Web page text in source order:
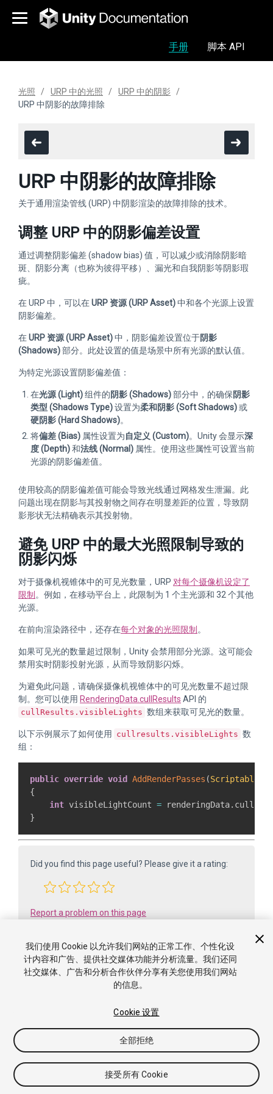
手册 脚本 API
光照 URP 中的光照
URP 中的阴影
URP 中阴影的故障排除
URP 中阴影的故障排除
关于通用渲染管线 (URP) 中阴影渲染的故障排除的技术。
调整 URP 中的阴影偏差设置
通过调整阴影偏差 (shadow bias) 值，可以减少或消除阴影暗
斑、阴影分离（也称为彼得平移）、漏光和自我阴影等阴影瑕
疵。
在 URP 中，可以在URP 资源 (URP Asset)中和各个光源上设置
阴影偏差。
在URP 资源 (URP Asset)中，阴影偏差设置位于阴影
(Shadows)部分。此处设置的值是场景中所有光源的默认值。
为特定光源设置阴影偏差值：
在光源 (Light)组件的阴影 (Shadows)部分中，的确保阴影
类型 (Shadows Type)设置为柔和阴影 (Soft Shadows)或
硬阴影 (Hard Shadows)。
将偏差 (Bias) 属性设置为自定义 (Custom)。Unity 会显示深
度 (Depth)和法线 (Normal) 属性。使用这些属性可设置当前
光源的阴影偏差值。
使用较高的阴影偏差值可能会导致光线通过网格发生泄漏。此
问题出现在阴影与其投射物之间存在明显差距的位置，导致阴
影形状无法精确表示其投射物。
避免 URP 中的最大光照限制导致的
阴影闪烁
对于摄像机视锥体中的可见光数量，URP 对每个摄像机设定了
限制 。例如，在移动平台上，此限制为 1 个主光源和 32 个其他
光源。
在前向渲染路径中，还存在每个对象的光照限制 。
如果可见光的数量超过限制，Unity 会禁用部分光源。这可能会
禁用实时阴影投射光源，从而导致阴影闪烁。
为避免此问题，请确保摄像机视锥体中的可见光数量不超过限
制。您可以使用 RenderingData.cullResults API 的
cullResults.visibleLights 数组来获取可见光的数量。
以下示例展示了如何使用 cullresults.visibleLights 数
组：
public override void AddRenderPasses (
{
int visibleLightCount = renderingData.
}
Did you find this page useful? Please give it a rating:
Report a problem on this page
版权所有 ©2005-2025 Unity Technologies. All rights reserved. Built
from 6000.0.65f1 (f34bf41fecc5). Built on: 2025-12-15.
隐私政策 Cookie
人信息
Cookie 偏好
我们使用 Cookie 以允许我们网站的正常工作、个性化设
计内容和广告、提供社交媒体功能并分析流量。我们还同
社交媒体、广告和分析合作伙伴分享有关您使用我们网站
的信息。
Cookie 设置
全部拒绝
接受所有 Cookie